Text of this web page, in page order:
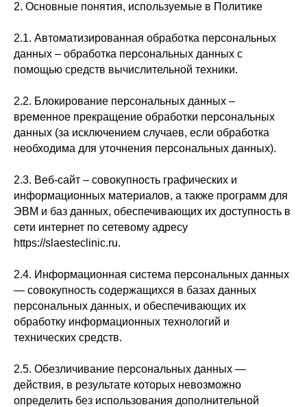
2. Основные понятия, используемые в Политике
2.1. Автоматизированная обработка персональных
данных – обработка персональных данных с
помощью средств вычислительной техники.
2.2. Блокирование персональных данных –
временное прекращение обработки персональных
данных (за исключением случаев, если обработка
необходима для уточнения персональных данных).
2.3. Веб-сайт – совокупность графических и
информационных материалов, а также программ для
ЭВМ и баз данных, обеспечивающих их доступность в
сети интернет по сетевому адресу
https://slaesteclinic.ru.
2.4. Информационная система персональных данных
— совокупность содержащихся в базах данных
персональных данных, и обеспечивающих их
обработку информационных технологий и
технических средств.
2.5. Обезличивание персональных данных —
действия, в результате которых невозможно
определить без использования дополнительной